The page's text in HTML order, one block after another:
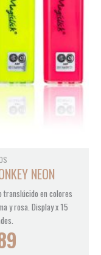
NEON
translúcido en colores
y rosa. Display x 15